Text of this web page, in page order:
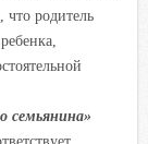
что родитель
семьянина»